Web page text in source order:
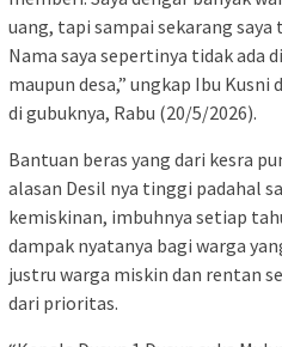
uang, tapi sampai sekarang
Nama saya sepertinya tidak ada
maupun desa,” ungkap Ibu
di gubuknya, Rabu (20/5/2026).
Bantuan beras yang dari kesra
alasan Desil nya tinggi padahal
kemiskinan, imbuhnya setiap
dampak nyatanya bagi warga
justru warga miskin dan rentan
dari prioritas.